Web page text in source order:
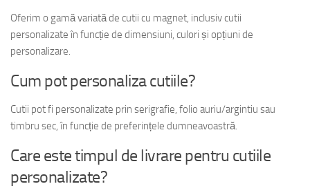
Oferim o gamă variată de cutii cu magnet, inclusiv cutii
personalizate în funcție de dimensiuni, culori și opțiuni de
personalizare.
Cum pot personaliza cutiile?
Cutii pot fi personalizate prin serigrafie, folio auriu/argintiu sau
timbru sec, în funcție de preferințele dumneavoastră.
Care este timpul de livrare pentru cutiile
personalizate?